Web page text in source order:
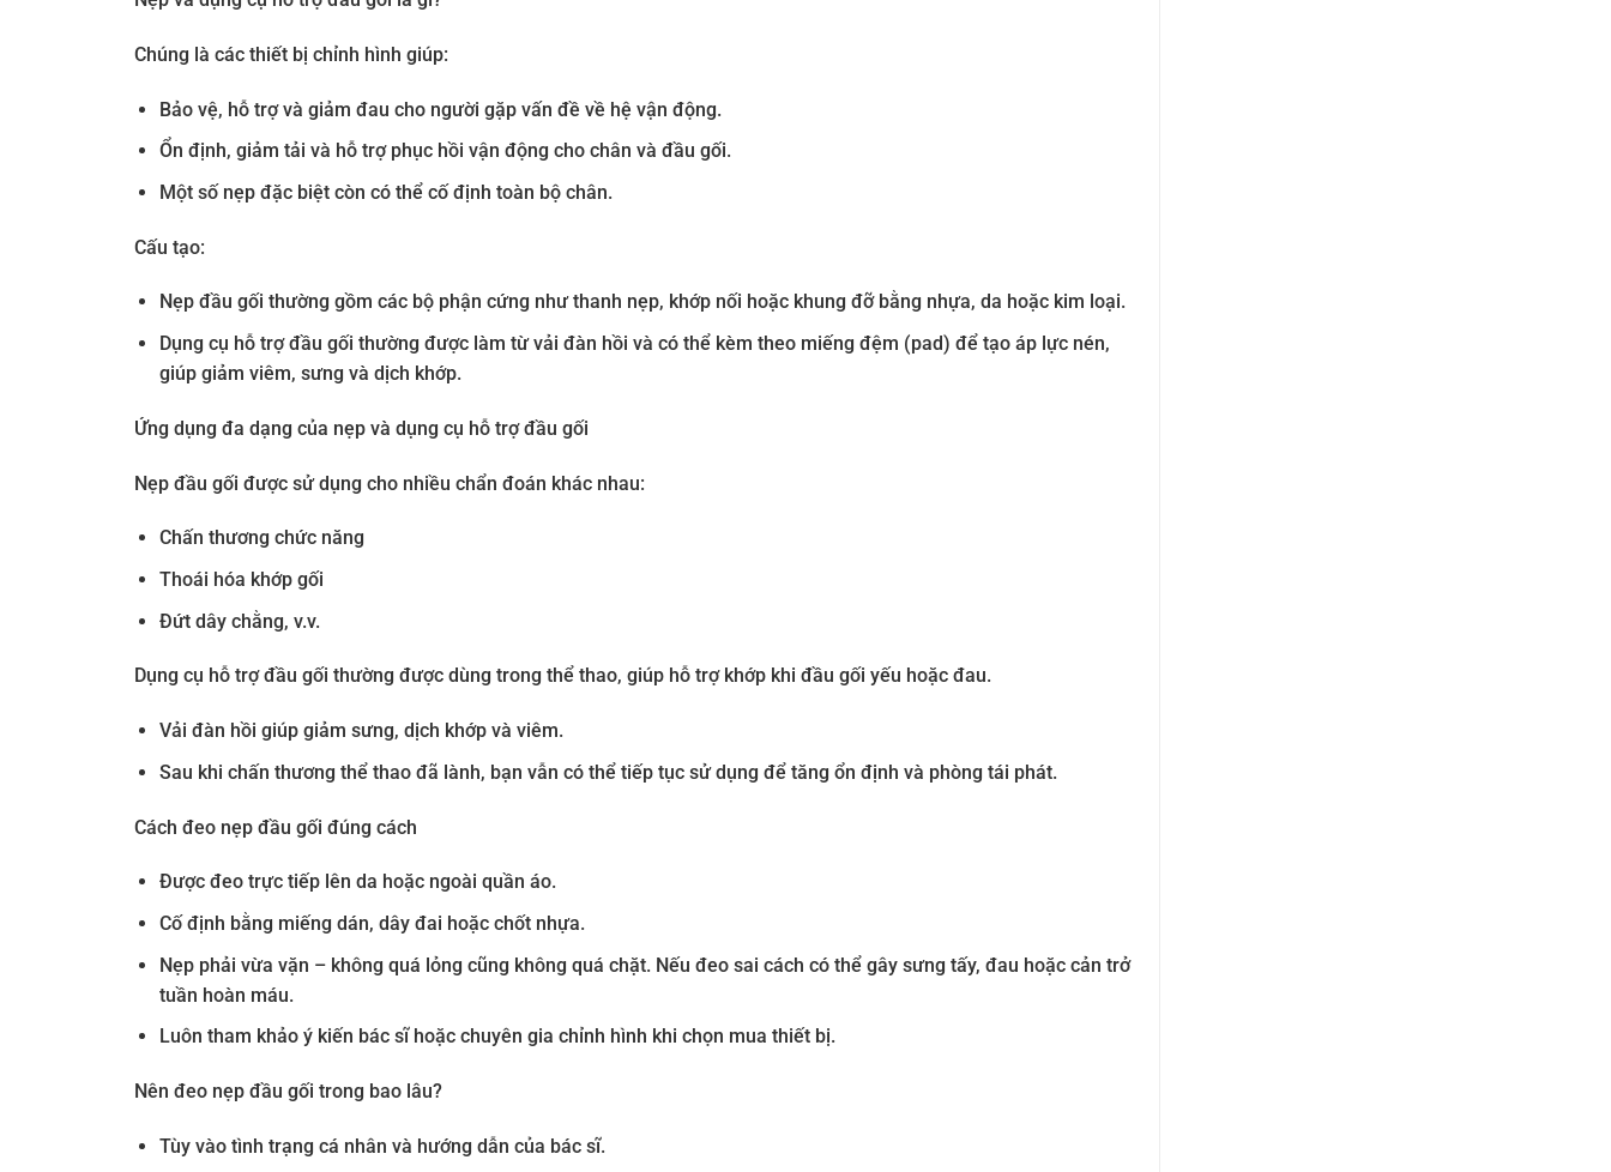
Chúng là các thiết bị chỉnh hình giúp:
Bảo vệ, hỗ trợ và giảm đau cho người gặp vấn đề về hệ vận động.
Ổn định, giảm tải và hỗ trợ phục hồi vận động cho chân và đầu gối.
Một số nẹp đặc biệt còn có thể cố định toàn bộ chân.
Cấu tạo:
Nẹp đầu gối thường gồm các bộ phận cứng như thanh nẹp, khớp nối hoặc khung đỡ bằng nhựa, da hoặc kim loại.
Dụng cụ hỗ trợ đầu gối thường được làm từ vải đàn hồi và có thể kèm theo miếng đệm (pad) để tạo áp lực nén,
giúp giảm viêm, sưng và dịch khớp.
Ứng dụng đa dạng của nẹp và dụng cụ hỗ trợ đầu gối
Nẹp đầu gối được sử dụng cho nhiều chẩn đoán khác nhau:
Chấn thương chức năng
Thoái hóa khớp gối
Đứt dây chằng, v.v.
Dụng cụ hỗ trợ đầu gối thường được dùng trong thể thao, giúp hỗ trợ khớp khi đầu gối yếu hoặc đau.
Vải đàn hồi giúp giảm sưng, dịch khớp và viêm.
Sau khi chấn thương thể thao đã lành, bạn vẫn có thể tiếp tục sử dụng để tăng ổn định và phòng tái phát.
Cách đeo nẹp đầu gối đúng cách
Được đeo trực tiếp lên da hoặc ngoài quần áo.
Cố định bằng miếng dán, dây đai hoặc chốt nhựa.
Nẹp phải vừa vặn – không quá lỏng cũng không quá chặt. Nếu đeo sai cách có thể gây sưng tấy, đau hoặc cản trở
tuần hoàn máu.
Luôn tham khảo ý kiến bác sĩ hoặc chuyên gia chỉnh hình khi chọn mua thiết bị.
Nên đeo nẹp đầu gối trong bao lâu?
Tùy vào tình trạng cá nhân và hướng dẫn của bác sĩ.